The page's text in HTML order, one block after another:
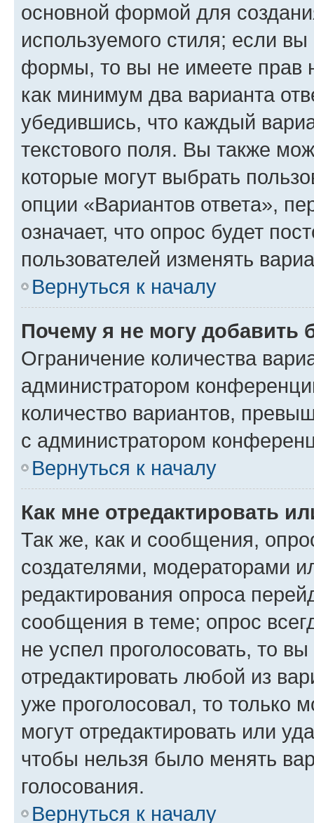
основной формой для
используемого стиля; если
формы, то вы не имеете прав
как минимум два варианта
убедившись, что каждый
текстового поля. Вы также
которые могут выбрать
опции «Вариантов ответа»,
означает, что опрос будет
пользователей изменять
Вернуться к началу
Почему я не могу добавить
Ограничение количества
администратором
количество вариантов,
с администратором
Вернуться к началу
Как мне отредактировать
Так же, как и сообщения,
создателями, модераторами
редактирования опроса
сообщения в теме; опрос
не успел проголосовать, то
отредактировать любой из
уже проголосовал, то только
могут отредактировать или
чтобы нельзя было менять
голосования.
Вернуться к началу